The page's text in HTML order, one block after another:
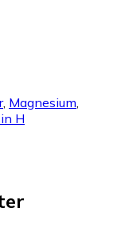
, Magnesium,
H